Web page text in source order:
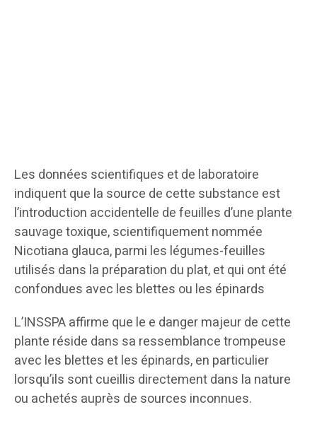
​Les données scientifiques et de laboratoire
indiquent que la source de cette substance est
l’introduction accidentelle de feuilles d’une plante
sauvage toxique, scientifiquement nommée
Nicotiana glauca, parmi les légumes-feuilles
utilisés dans la préparation du plat, et qui ont été
confondues avec les blettes ou les épinards
​L’INSSPA affirme que le e danger majeur de cette
plante réside dans sa ressemblance trompeuse
avec les blettes et les épinards, en particulier
lorsqu’ils sont cueillis directement dans la nature
ou achetés auprès de sources inconnues.